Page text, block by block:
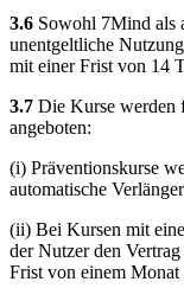
3.6 Sowohl 7Mind als
unentgeltliche
mit einer Frist von 14
3.7 Die Kurse werden
angeboten:
(i) Präventionskurse
automatische
(ii) Bei Kursen mit
der Nutzer den
Frist von einem Monat